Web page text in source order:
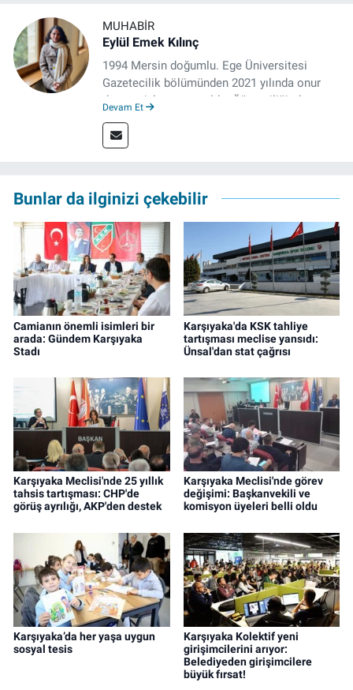
MUHABIR
Eylül Emek Kılınç
1994 Mersin doğumlu. Ege Üniversitesi
Gazetecilik bölümünden 2021 yılında onur
derecesiyle mezun oldu. Öğrenciliğinde
deneyimin dışında kapatılana kadar Artı TV
ve TELE1 TV Ankara bürolarında editör ve
Devam Et
Bunlar da ilginizi çekebilir
Camianın önemli isimleri bir
arada: Gündem Karşıyaka
Stadı
Karşıyaka'da KSK tahliye
tartışması meclise yansıdı:
Ünsal'dan stat çağrısı
Karşıyaka Meclisi'nde 25 yıllık
tahsis tartışması: CHP'de
görüş ayrılığı, AKP'den destek
Karşıyaka Meclisi'nde görev
değişimi: Başkanvekili ve
komisyon üyeleri belli oldu
Karşıyaka’da her yaşa uygun
sosyal tesis
Karşıyaka Kolektif yeni
girişimcilerini arıyor:
Belediyeden girişimcilere
büyük fırsat!